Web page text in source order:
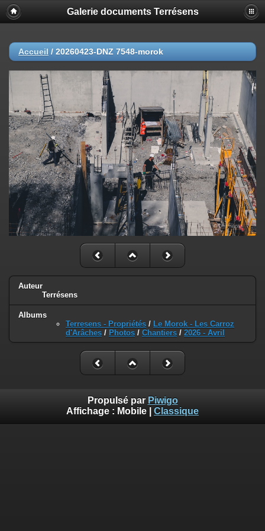
Galerie documents Terrésens
Accueil / 20260423-DNZ 7548-morok
Auteur
Terrésens
Albums
Terresens - Propriétés / Le Morok - Les Carroz
d'Arâches / Photos / Chantiers / 2026 - Avril
Propulsé par Piwigo
Affichage : Mobile Classique